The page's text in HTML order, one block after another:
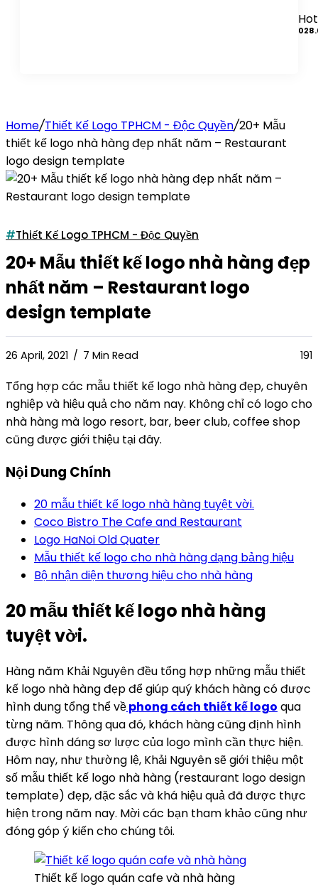
Home/Thiết Kế Logo TPHCM - Độc Quyền/20+ Mẫu
thiết kế logo nhà hàng đẹp nhất năm – Restaurant
logo design template
Thiết Kế Logo TPHCM - Độc Quyền
20+ Mẫu thiết kế logo nhà hàng đẹp
nhất năm – Restaurant logo
design template
26 April, 2021 7 Min Read 191
Tổng hợp các mẫu thiết kế logo nhà hàng đẹp, chuyên
nghiệp và hiệu quả cho năm nay. Không chỉ có logo cho
nhà hàng mà logo resort, bar, beer club, coffee shop
cũng được giới thiệu tại đây.
Nội Dung Chính
20 mẫu thiết kế logo nhà hàng tuyệt vời.
Coco Bistro The Cafe and Restaurant
Logo HaNoi Old Quater
Mẫu thiết kế logo cho nhà hàng dạng bảng hiệu
Bộ nhận diện thương hiệu cho nhà hàng
20 mẫu thiết kế logo nhà hàng
tuyệt vời.
Hàng năm Khải Nguyên đều tổng hợp những mẫu thiết
kế logo nhà hàng đẹp để giúp quý khách hàng có được
hình dung tổng thể vềphong cách thiết kế logo qua
từng năm. Thông qua đó, khách hàng cũng định hình
được hình dáng sơ lược của logo mình cần thực hiện.
Hôm nay, như thường lệ, Khải Nguyên sẽ giới thiệu một
số mẫu thiết kế logo nhà hàng (restaurant logo design
template) đẹp, đặc sắc và khá hiệu quả đã được thực
hiện trong năm nay. Mời các bạn tham khảo cũng như
đóng góp ý kiến cho chúng tôi.
Thiết kế logo quán cafe và nhà hàng